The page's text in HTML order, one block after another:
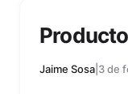
Producto
Jaime Sosa 3 de